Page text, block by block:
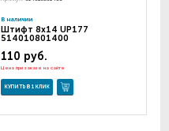
В наличии
Штифт 8х14 UP177
514010801400
110 руб.
Цена при заказе на сайте
КУПИТЬ В 1 КЛИК